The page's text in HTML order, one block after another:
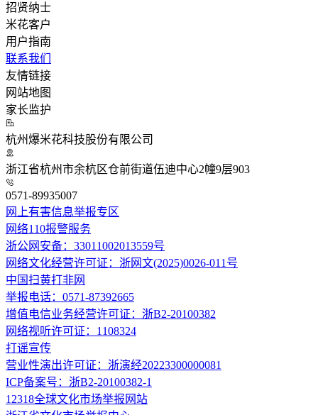
招贤纳士
米花客户
用户指南
联系我们
友情链接
网站地图
家长监护
杭州爆米花科技股份有限公司
浙江省杭州市余杭区仓前街道伍迪中心2幢9层903
0571-89935007
网上有害信息举报专区
网络110报警服务
浙公网安备：33011002013559号
网络文化经营许可证：浙网文(2025)0026-011号
中国扫黄打非网
举报电话：0571-87392665
增值电信业务经营许可证：浙B2-20100382
网络视听许可证：1108324
打谣宣传
营业性演出许可证：浙演经20223300000081
ICP备案号：浙B2-20100382-1
12318全球文化市场举报网站